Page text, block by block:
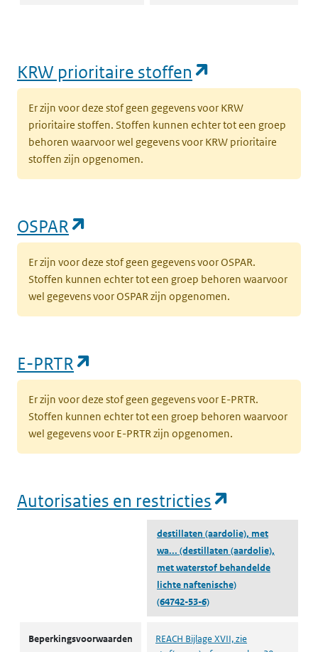
KRW prioritaire stoffen
Er zijn voor deze stof geen gegevens voor KRW
prioritaire stoffen. Stoffen kunnen echter tot een groep
behoren waarvoor wel gegevens voor KRW prioritaire
stoffen zijn opgenomen.
OSPAR
Er zijn voor deze stof geen gegevens voor OSPAR.
Stoffen kunnen echter tot een groep behoren waarvoor
wel gegevens voor OSPAR zijn opgenomen.
E-PRTR
Er zijn voor deze stof geen gegevens voor E-PRTR.
Stoffen kunnen echter tot een groep behoren waarvoor
wel gegevens voor E-PRTR zijn opgenomen.
Autorisaties en restricties
destillaten (aardolie), met
wa... (destillaten (aardolie),
met waterstof behandelde
lichte naftenische)
(64742-53-6)
Beperkingsvoorwaarden
REACH Bijlage XVII, zie